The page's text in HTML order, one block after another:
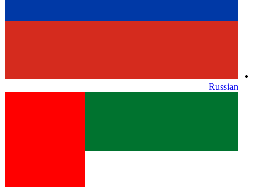
Russian